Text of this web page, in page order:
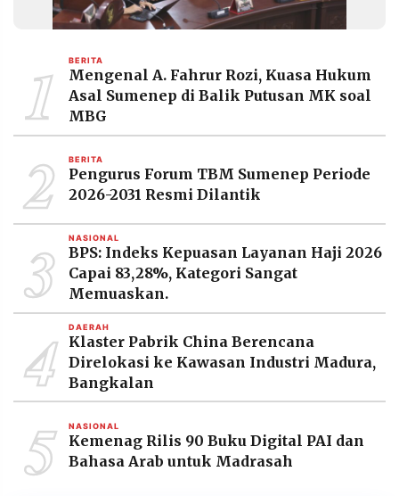
1 BERITA
Mengenal A. Fahrur Rozi, Kuasa Hukum
Asal Sumenep di Balik Putusan MK soal
MBG
2 BERITA
Pengurus Forum TBM Sumenep Periode
2026-2031 Resmi Dilantik
3 NASIONAL
BPS: Indeks Kepuasan Layanan Haji 2026
Capai 83,28%, Kategori Sangat
Memuaskan.
4 DAERAH
Klaster Pabrik China Berencana
Direlokasi ke Kawasan Industri Madura,
Bangkalan
5 NASIONAL
Kemenag Rilis 90 Buku Digital PAI dan
Bahasa Arab untuk Madrasah